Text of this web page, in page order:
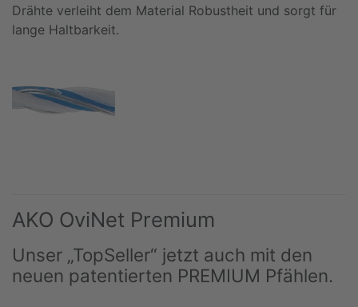
Drähte verleiht dem Material Robustheit und sorgt für
lange Haltbarkeit.
AKO OviNet Premium
Unser „TopSeller“ jetzt auch mit den
neuen patentierten PREMIUM Pfählen.